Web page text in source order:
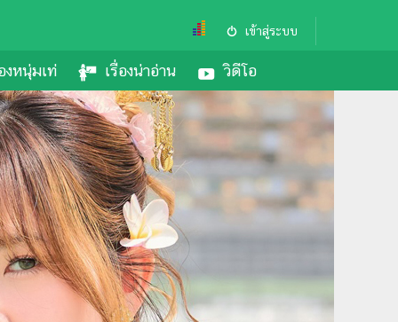
เข้าสู่ระบบ
งหนุ่มเท่ เรื่องน่าอ่าน วิดีโอ